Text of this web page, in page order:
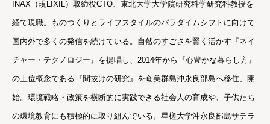
INAX（現LIXIL）取締役CTO、東北大学大学院研究科学研究科教授を
経て現職。ものつくりとライフスタイルのパラダイムシフトに向けて
国内外で多くの発信を続けている。自然のすごさを賢く活かす『ネイ
チャー・テクノロジー』を提唱し、2014年から『心豊かな暮らし方』
の上位概念である『間抜けの研究』を奄美群島沖永良部島へ移住、開
始。環境戦略・政策を横断的に実践できる社会人の育成や、子供たち
の環境教育にも積極的に取り組んでいる。星槎大学沖永良部島サテラ